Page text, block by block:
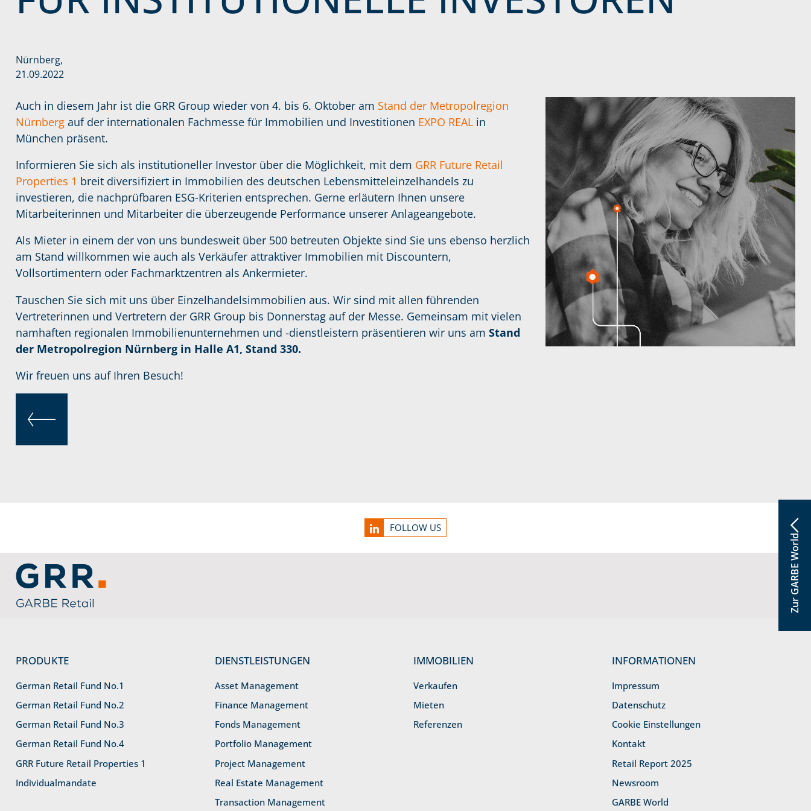
Zur GARBE World
Nürnberg,
21.09.2022
Auch in diesem Jahr ist die GRR Group wieder von 4. bis 6. Oktober am Stand der Metropolregion
Nürnberg auf der internationalen Fachmesse für Immobilien und Investitionen EXPO REAL in
München präsent.
Informieren Sie sich als institutioneller Investor über die Möglichkeit, mit dem GRR Future Retail
Properties 1 breit diversifiziert in Immobilien des deutschen Lebensmitteleinzelhandels zu
investieren, die nachprüfbaren ESG-Kriterien entsprechen. Gerne erläutern Ihnen unsere
Mitarbeiterinnen und Mitarbeiter die überzeugende Performance unserer Anlageangebote.
Als Mieter in einem der von uns bundesweit über 500 betreuten Objekte sind Sie uns ebenso herzlich
am Stand willkommen wie auch als Verkäufer attraktiver Immobilien mit Discountern,
Vollsortimentern oder Fachmarktzentren als Ankermieter.
Tauschen Sie sich mit uns über Einzelhandelsimmobilien aus. Wir sind mit allen führenden
Vertreterinnen und Vertretern der GRR Group bis Donnerstag auf der Messe. Gemeinsam mit vielen
namhaften regionalen Immobilienunternehmen und -dienstleistern präsentieren wir uns amStand
der Metropolregion Nürnberg in Halle A1, Stand 330.
Wir freuen uns auf Ihren Besuch!
ZURÜCK
FOLLOW US
PRODUKTE
German Retail Fund No.1
German Retail Fund No.2
German Retail Fund No.3
German Retail Fund No.4
GRR Future Retail Properties 1
Individualmandate
DIENSTLEISTUNGEN
Asset Management
Finance Management
Fonds Management
Portfolio Management
Project Management
Real Estate Management
Transaction Management
IMMOBILIEN
Verkaufen
Mieten
Referenzen
INFORMATIONEN
Impressum
Datenschutz
Cookie Einstellungen
Kontakt
Retail Report 2025
Newsroom
GARBE World